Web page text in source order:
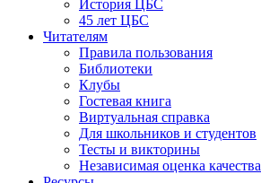
История ЦБС
45 лет ЦБС
Читателям
Правила пользования
Библиотеки
Клубы
Гостевая книга
Виртуальная справка
Для школьников и студентов
Тесты и викторины
Независимая оценка качества